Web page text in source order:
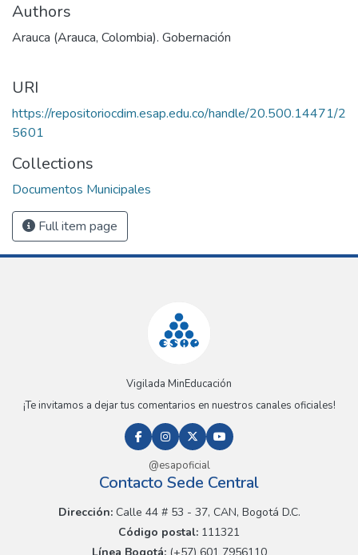
Authors
Arauca (Arauca, Colombia). Gobernación
URI
https://repositoriocdim.esap.edu.co/handle/20.500.14471/2
5601
Collections
Documentos Municipales
Full item page
Vigilada MinEducación
¡Te invitamos a dejar tus comentarios en nuestros canales oficiales!
@esapoficial
Contacto Sede Central
Dirección:Calle 44 # 53 - 37, CAN, Bogotá D.C.
Código postal: 111321